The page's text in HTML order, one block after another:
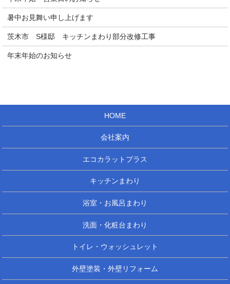
暑中お見舞い申し上げます
茨木市 S様邸 キッチンまわり部分改修工事
年末年始のお知らせ
HOME
会社案内
エコカラットプラス
キッチンまわり
浴室・お風呂まわり
洗面・化粧台まわり
トイレ・ウォッシュレット
外壁塗装・外壁リフォーム